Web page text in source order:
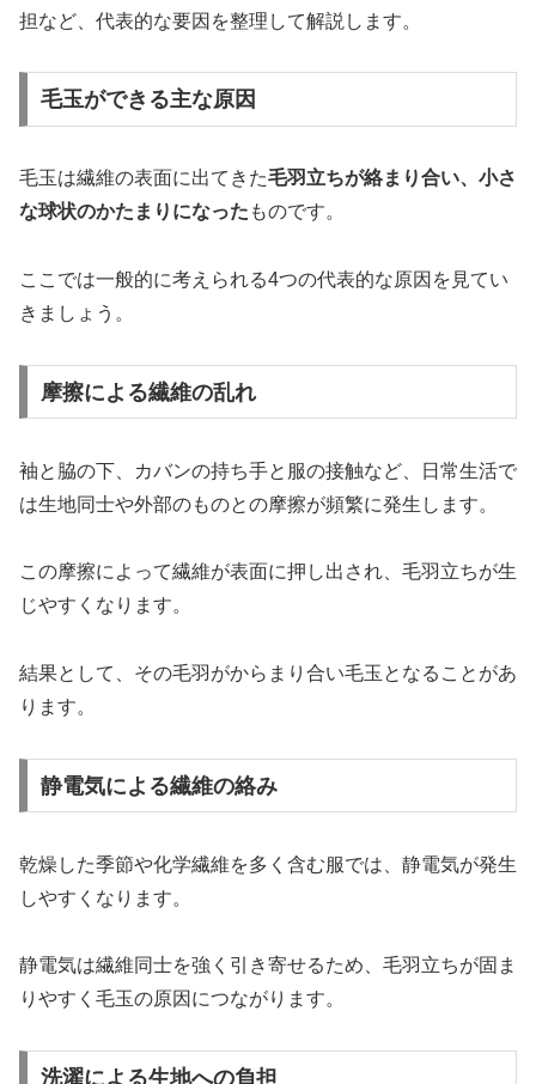
担など、代表的な要因を整理して解説します。
毛玉ができる主な原因
毛玉は繊維の表面に出てきた毛羽立ちが絡まり合い、小さ
な球状のかたまりになった ものです。
ここでは一般的に考えられる4つの代表的な原因を見てい
きましょう。
摩擦による繊維の乱れ
袖と脇の下、カバンの持ち手と服の接触など、日常生活で
は生地同士や外部のものとの摩擦が頻繁に発生します。
この摩擦によって繊維が表面に押し出され、毛羽立ちが生
じやすくなります。
結果として、その毛羽がからまり合い毛玉となることがあ
ります。
静電気による繊維の絡み
乾燥した季節や化学繊維を多く含む服では、静電気が発生
しやすくなります。
静電気は繊維同士を強く引き寄せるため、毛羽立ちが固ま
りやすく毛玉の原因につながります。
洗濯による生地への負担